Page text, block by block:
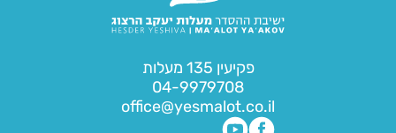
פקיעין 135 מעלות
04-9979708
office@yesmalot.co.il